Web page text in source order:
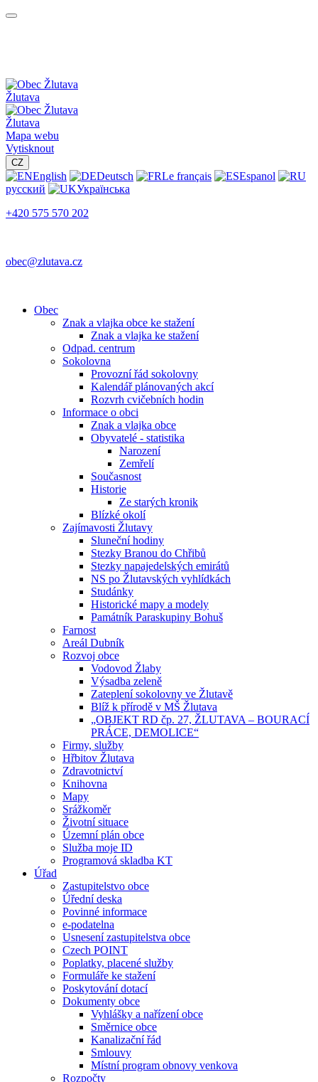
Žlutava
Žlutava
Mapa webu
Vytisknout
CZ
English Deutsch Le français
Espanol
русский
Українська
+420 575 570 202
obec@zlutava.cz
Obec
Znak a vlajka obce ke stažení
Znak a vlajka ke stažení
Odpad. centrum
Sokolovna
Provozní řád sokolovny
Kalendář plánovaných akcí
Rozvrh cvičebních hodin
Informace o obci
Znak a vlajka obce
Obyvatelé - statistika
Narození
Zemřelí
Současnost
Historie
Ze starých kronik
Blízké okolí
Zajímavosti Žlutavy
Sluneční hodiny
Stezky Branou do Chřibů
Stezky napajedelských emirátů
NS po Žlutavských vyhlídkách
Studánky
Historické mapy a modely
Památník Paraskupiny Bohuš
Farnost
Areál Dubník
Rozvoj obce
Vodovod Žlaby
Výsadba zeleně
Zateplení sokolovny ve Žlutavě
Blíž k přírodě v MŠ Žlutava
„OBJEKT RD čp. 27, ŽLUTAVA – BOURACÍ
PRÁCE, DEMOLICE“
Firmy, služby
Hřbitov Žlutava
Zdravotnictví
Knihovna
Mapy
Srážkoměr
Životní situace
Územní plán obce
Služba moje ID
Programová skladba KT
Úřad
Zastupitelstvo obce
Úřední deska
Povinné informace
e-podatelna
Usnesení zastupitelstva obce
Czech POINT
Poplatky, placené služby
Formuláře ke stažení
Poskytování dotací
Dokumenty obce
Vyhlášky a nařízení obce
Směrnice obce
Kanalizační řád
Smlouvy
Místní program obnovy venkova
Rozpočty